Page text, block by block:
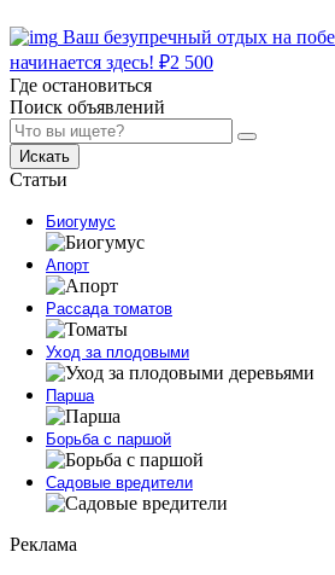
Ваш безупречный отдых на
начинается здесь! ₽2 500
Где остановиться
Поиск объявлений
Искать
Статьи
Биогумус
Апорт
Рассада томатов
Уход за плодовыми
Парша
Борьба с паршой
Садовые вредители
Реклама